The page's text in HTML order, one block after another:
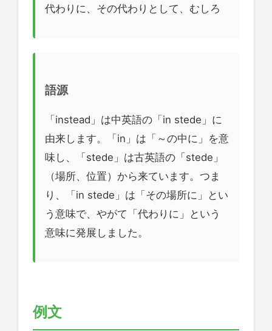
代わりに、その代わりとして、むしろ
語源
「instead」は中英語の「in stede」に
由来します。「in」は「～の中に」を意
味し、「stede」は古英語の「stede」
（場所、位置）から来ています。つま
り、「in stede」は「その場所に」とい
う意味で、やがて「代わりに」という
意味に発展しました。
例文